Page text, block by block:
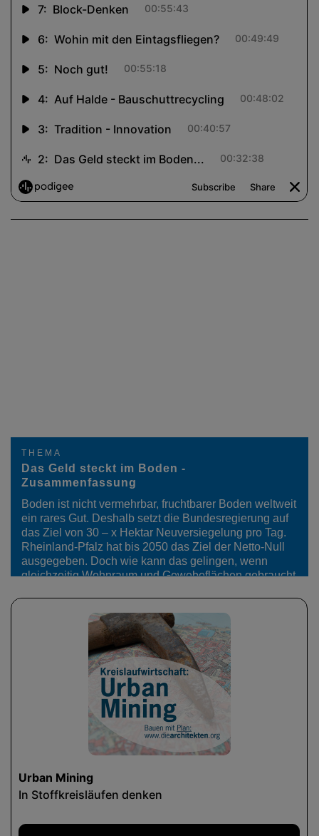
THEMA
Das Geld steckt im Boden -
Zusammenfassung
Boden ist nicht vermehrbar, fruchtbarer Boden weltweit
ein rares Gut. Deshalb setzt die Bundesregierung auf
das Ziel von 30 – x Hektar Neuversiegelung pro Tag.
Rheinland-Pfalz hat bis 2050 das Ziel der Netto-Null
ausgegeben. Doch wie kann das gelingen, wenn
gleichzeitig Wohnraum und Gewebeflächen gebraucht